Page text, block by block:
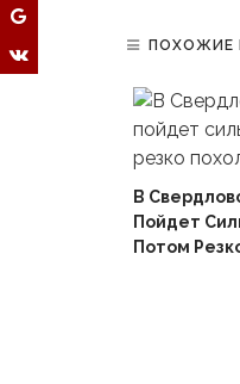
ПОХОЖИЕ
В
Пойдет
Потом